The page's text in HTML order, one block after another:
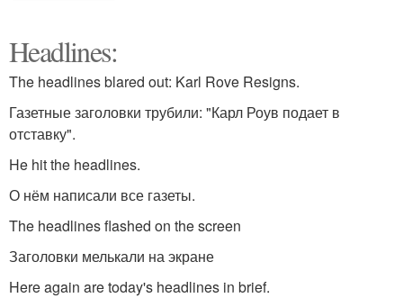
Headlines:
The headlines blared out: Karl Rove Resigns.
Газетные заголовки трубили: "Карл Роув подает в
отставку".
He hit the headlines.
О нём написали все газеты.
The headlines flashed on the screen
Заголовки мелькали на экране
Here again are today's headlines in brief.